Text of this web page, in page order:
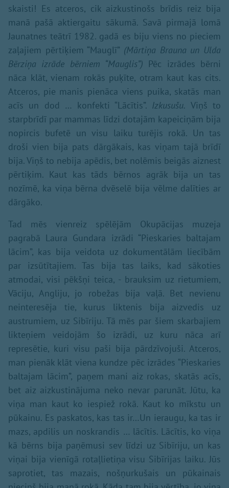
skaisti! Es atceros, cik aizkustinošs brīdis reiz bija
manā pašā aktiergaitu sākumā. Savā pirmajā lomā
Jaunatnes teātrī 1982. gadā es biju viens no pieciem
zaļajiem pērtiķiem “Mauglī” (Mārtiņa Brauna un Ulda
Bērziņa izrāde bērniem “Mauglis”) Pēc izrādes bērni
nāca klāt, vienam rokās puķīte, otram kaut kas cits.
Atceros, pie manis pienāca viens puika, skatās man
acīs un dod … konfekti “Lācītis”. Izkusušu. Viņš to
starpbrīdī par mammas līdzi dotajām kapeiciņām bija
nopircis bufetē un visu laiku turējis rokā. Un tas
droši vien bija pats dārgākais, kas viņam tajā brīdī
bija. Viņš to nebija apēdis, bet nolēmis beigās aiznest
pērtiķim. Kaut kas tāds bērnos agrāk bija un tas
nozīmē, ka viņa bērna dvēselē bija vēlme dalīties ar
dārgāko.
Tad mēs vienreiz spēlējām Okupācijas muzeja
pagrabā Laura Gundara izrādi “Pieskaries baltajam
lācim”, kas bija veidota uz dokumentālām liecībām
par izsūtītajiem. Tas bija tas laiks, kad sākoties
atmodai, visi pēkšņi teica, - brauksim uz rietumiem,
Vāciju, Angliju, jo robežas bija vaļā. Bet nevienu
neinteresēja tie, kurus liktenis bija aizvedis uz
austrumiem, uz Sibīriju. Tā mēs par šiem skarbajiem
likteņiem veidojām šo izrādi, uz kuru nāca arī
represētie, kuri visu paši bija pārdzīvojuši. Atceros,
man pienāk klāt viena kundze pēc izrādes “Pieskaries
baltajam lācim”, paņem mani aiz rokas, skatās acīs,
bet aiz aizkustinājuma neko nevar parunāt. Jūtu, ka
viņa man kaut ko iespiež rokā. Kaut ko mīkstu un
pūkainu. Es paskatos, kas tas ir…Un ieraugu, ka tas ir
mazs, apdilis un noskrandis … lācītis. Lācītis, ko viņa
kā bērns bija paņēmusi sev līdzi uz Sibīriju, un kas
viņai bija vienīgā rotaļlietiņa visu Sibīrijas laiku. Jūs
saprotiet, tas mazais, nošņurkušais un pūkainais